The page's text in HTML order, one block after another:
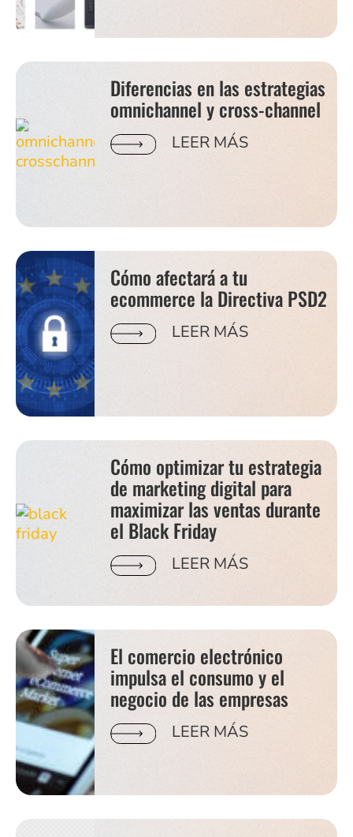
Diferencias en las estrategias
omnichannel y cross-channel
LEER MÁS
Cómo afectará a tu
ecommerce la Directiva PSD2
LEER MÁS
Cómo optimizar tu estrategia
de marketing digital para
maximizar las ventas durante
el Black Friday
LEER MÁS
El comercio electrónico
impulsa el consumo y el
negocio de las empresas
LEER MÁS